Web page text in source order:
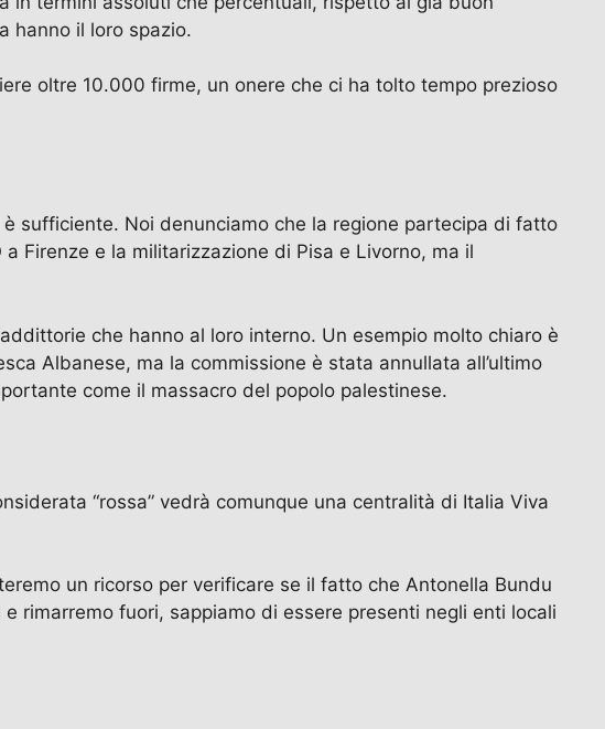
hanno il loro spazio.
oltre 10.000 firme, un onere che ci ha tolto tempo prezioso
sufficiente. Noi denunciamo che la regione partecipa di fatto
Firenze e la militarizzazione di Pisa e Livorno, ma il
che hanno al loro interno. Un esempio molto chiaro è
Albanese, ma la commissione è stata annullata all’ultimo
come il massacro del popolo palestinese.
“rossa” vedrà comunque una centralità di Italia Viva
un ricorso per verificare se il fatto che Antonella Bundu
rimarremo fuori, sappiamo di essere presenti negli enti locali